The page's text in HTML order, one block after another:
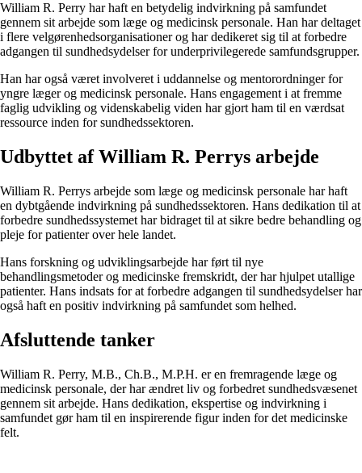
William R. Perry har haft en betydelig indvirkning på samfundet
gennem sit arbejde som læge og medicinsk personale. Han har deltaget
i flere velgørenhedsorganisationer og har dedikeret sig til at forbedre
adgangen til sundhedsydelser for underprivilegerede samfundsgrupper.
Han har også været involveret i uddannelse og mentorordninger for
yngre læger og medicinsk personale. Hans engagement i at fremme
faglig udvikling og videnskabelig viden har gjort ham til en værdsat
ressource inden for sundhedssektoren.
Udbyttet af William R. Perrys arbejde
William R. Perrys arbejde som læge og medicinsk personale har haft
en dybtgående indvirkning på sundhedssektoren. Hans dedikation til at
forbedre sundhedssystemet har bidraget til at sikre bedre behandling og
pleje for patienter over hele landet.
Hans forskning og udviklingsarbejde har ført til nye
behandlingsmetoder og medicinske fremskridt, der har hjulpet utallige
patienter. Hans indsats for at forbedre adgangen til sundhedsydelser har
også haft en positiv indvirkning på samfundet som helhed.
Afsluttende tanker
William R. Perry, M.B., Ch.B., M.P.H. er en fremragende læge og
medicinsk personale, der har ændret liv og forbedret sundhedsvæsenet
gennem sit arbejde. Hans dedikation, ekspertise og indvirkning i
samfundet gør ham til en inspirerende figur inden for det medicinske
felt.